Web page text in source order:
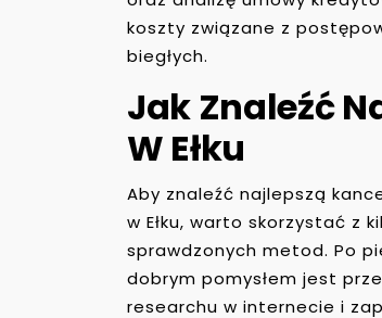
koszty związane z
biegłych.
Jak Znaleźć
W Ełku
Aby znaleźć najlepszą
w Ełku, warto skorzystać z
sprawdzonych metod. Po
dobrym pomysłem jest
researchu w internecie i